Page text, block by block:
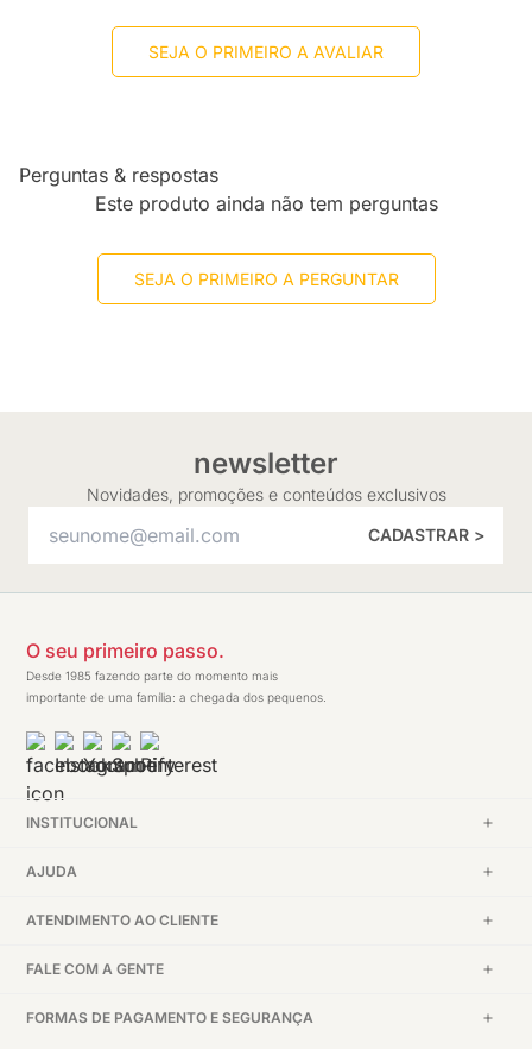
SEJA O PRIMEIRO A AVALIAR
Perguntas & respostas
Este produto ainda não tem perguntas
SEJA O PRIMEIRO A PERGUNTAR
newsletter
Novidades, promoções e conteúdos exclusivos
CADASTRAR >
O seu primeiro passo.
Desde 1985 fazendo parte do momento mais
importante de uma família: a chegada dos pequenos.
INSTITUCIONAL
AJUDA
ATENDIMENTO AO CLIENTE
FALE COM A GENTE
FORMAS DE PAGAMENTO E SEGURANÇA